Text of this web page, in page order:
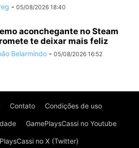
- 05/08/2026 18:40
aconchegante no Steam
te deixar mais feliz
Belarmindo - 05/08/2026 16:52
Contato Condições de uso
GamePlaysCassi no Youtube
no X (Twitter)